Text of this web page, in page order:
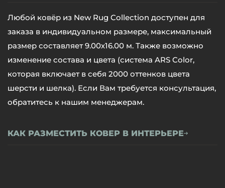
Любой ковёр из New Rug Collection доступен для
заказа в индивидуальном размере, максимальный
размер составляет 9.00х16.00 м. Также возможно
изменение состава и цвета (система ARS Color,
которая включает в себя 2000 оттенков цвета
шерсти и шелка). Если Вам требуется консультация,
обратитесь к нашим менеджерам.
КАК РАЗМЕСТИТЬ КОВЕР В ИНТЕРЬЕРЕ